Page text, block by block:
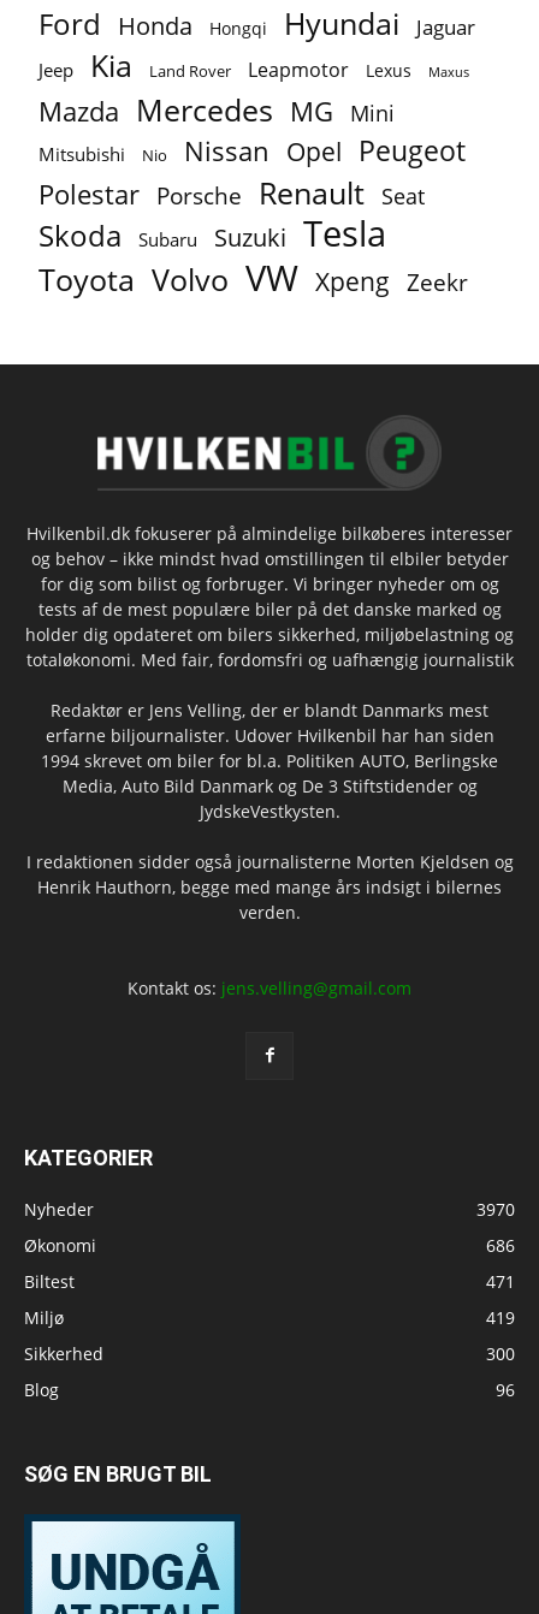
Ford Honda Hongqi Hyundai Jaguar
Jeep Kia Land Rover Leapmotor Lexus Maxus
Mazda Mercedes MG Mini
Mitsubishi Nio Nissan Opel Peugeot
Polestar Porsche Renault Seat
Skoda Subaru Suzuki Tesla
Toyota Volvo VW Xpeng Zeekr
Hvilkenbil.dk fokuserer på almindelige bilkøberes interesser
og behov – ikke mindst hvad omstillingen til elbiler betyder
for dig som bilist og forbruger. Vi bringer nyheder om og
tests af de mest populære biler på det danske marked og
holder dig opdateret om bilers sikkerhed, miljøbelastning og
totaløkonomi. Med fair, fordomsfri og uafhængig journalistik
Redaktør er Jens Velling, der er blandt Danmarks mest
erfarne biljournalister. Udover Hvilkenbil har han siden
1994 skrevet om biler for bl.a. Politiken AUTO, Berlingske
Media, Auto Bild Danmark og De 3 Stiftstidender og
JydskeVestkysten.
I redaktionen sidder også journalisterne Morten Kjeldsen og
Henrik Hauthorn, begge med mange års indsigt i bilernes
verden.
Kontakt os: jens.velling@gmail.com
KATEGORIER
Nyheder
3970
Økonomi
686
Biltest
471
Miljø
419
Sikkerhed
300
Blog
96
SØG EN BRUGT BIL